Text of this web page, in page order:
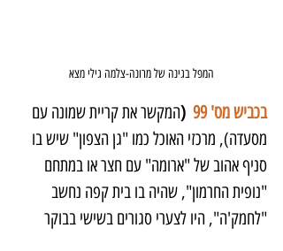
המפל בגינה של מרונה-צלמה גילי מצא
בכביש מס' 99
  (
המקשר את קריית שמונה עם
מסעדה), מרכזי האוכל כמו "גן הצפון" שיש בו
סניף אהוב של "ארומה" עם חצר או במתחם
"נופית החרמון", שהיה בו בית קפה נחשב
"לחמק'ה", היו לצערי סגורים בשישי בבוקר